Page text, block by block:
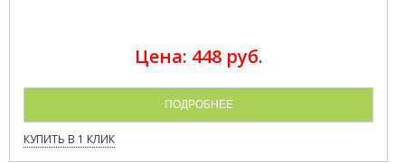
Цена: 448 руб.
ПОДРОБНЕЕ
КУПИТЬ В 1 КЛИК